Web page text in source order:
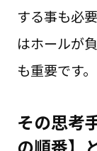
する事も必
はホールが
も重要です。
その思考